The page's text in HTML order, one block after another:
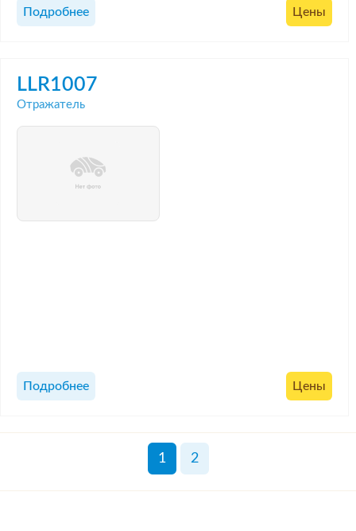
Подробнее Цены
LLR1007
Отражатель
Подробнее Цены
1 2